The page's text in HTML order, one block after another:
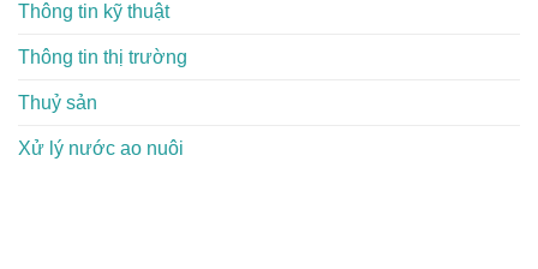
Thông tin kỹ thuật
Thông tin thị trường
Thuỷ sản
Xử lý nước ao nuôi